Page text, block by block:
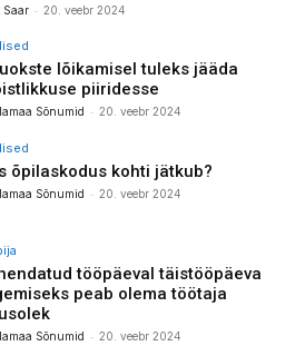
Saar - 20. veebr 2024
lõikamisel tuleks jääda
piiridesse
Sõnumid - 20. veebr 2024
õpilaskodus kohti jätkub?
Sõnumid - 20. veebr 2024
tööpäeval täistööpäeva
peab olema töötaja
Sõnumid - 20. veebr 2024